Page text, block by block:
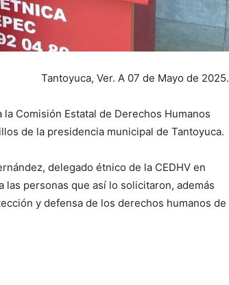
Tantoyuca, Ver. A 07 de Mayo de 2025.
Comisión Estatal de Derechos Humanos
de la presidencia municipal de Tantoyuca.
delegado étnico de la CEDHV en
personas que así lo solicitaron, además
y defensa de los derechos humanos de